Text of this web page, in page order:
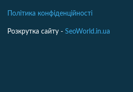
Політика конфіденційності
Розкрутка сайту - SeoWorld.in.ua